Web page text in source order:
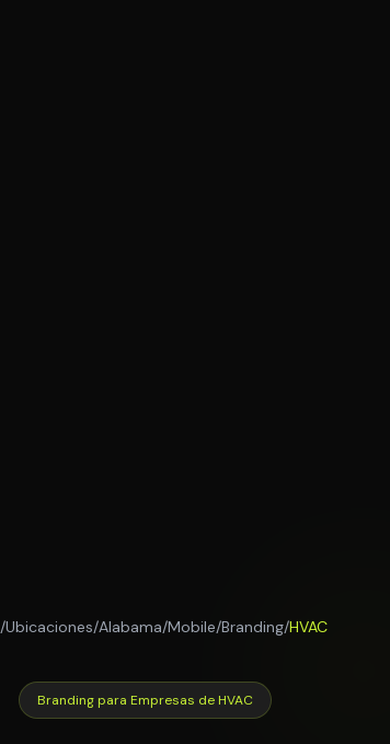
/Ubicaciones/Alabama/Mobile/Branding/HVAC
Branding para Empresas de HVAC